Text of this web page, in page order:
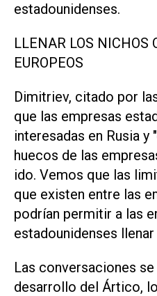
estadounidenses.
LLENAR LOS NICHOS
EUROPEOS
Dimitriev, citado por
que las empresas
interesadas en Rusia y
huecos de las
ido. Vemos que las
que existen entre las
podrían permitir a las
estadounidenses
Las conversaciones
desarrollo del Ártico,